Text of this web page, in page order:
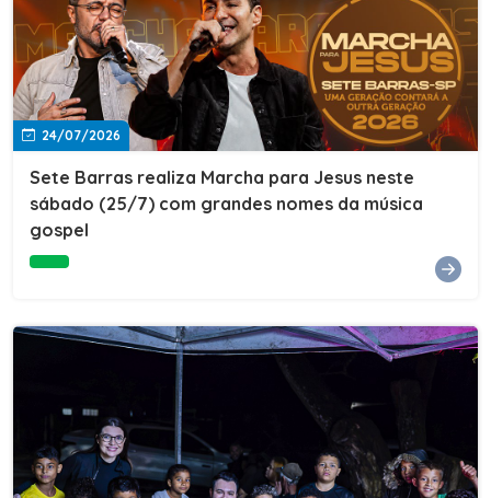
24/07/2026
Sete Barras realiza Marcha para Jesus neste
sábado (25/7) com grandes nomes da música
gospel